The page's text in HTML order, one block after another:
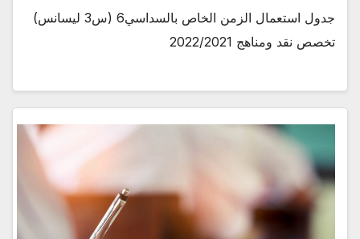
جدول استعمال الزمن الخاص بالسداسي6 (س3 ليسانس)
تخصص نقد ومناهج 2022/2021